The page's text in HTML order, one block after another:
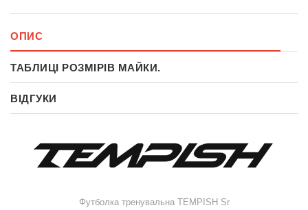
ОПИС
ТАБЛИЦІ РОЗМІРІВ МАЙКИ.
ВІДГУКИ
Футболка тренувальна TEMPISH Sr